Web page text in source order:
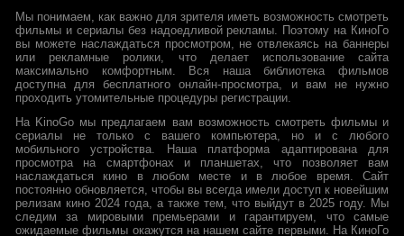
Мы понимаем, как важно для зрителя иметь возможность смотреть
фильмы и сериалы без надоедливой рекламы. Поэтому на КиноГо
вы можете наслаждаться просмотром, не отвлекаясь на баннеры
или рекламные ролики, что делает использование сайта
максимально комфортным. Вся наша библиотека фильмов
доступна для бесплатного онлайн-просмотра, и вам не нужно
проходить утомительные процедуры регистрации.
На KinoGo мы предлагаем вам возможность смотреть фильмы и
сериалы не только с вашего компьютера, но и с любого
мобильного устройства. Наша платформа адаптирована для
просмотра на смартфонах и планшетах, что позволяет вам
наслаждаться кино в любом месте и в любое время. Сайт
постоянно обновляется, чтобы вы всегда имели доступ к новейшим
релизам кино 2024 года, а также тем, что выйдут в 2025 году. Мы
следим за мировыми премьерами и гарантируем, что самые
ожидаемые фильмы окажутся на нашем сайте первыми. На КиноГо